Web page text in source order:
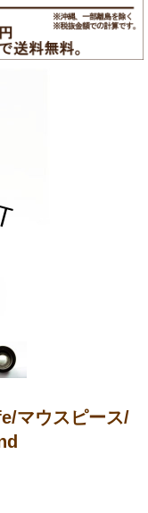
マウスピース/